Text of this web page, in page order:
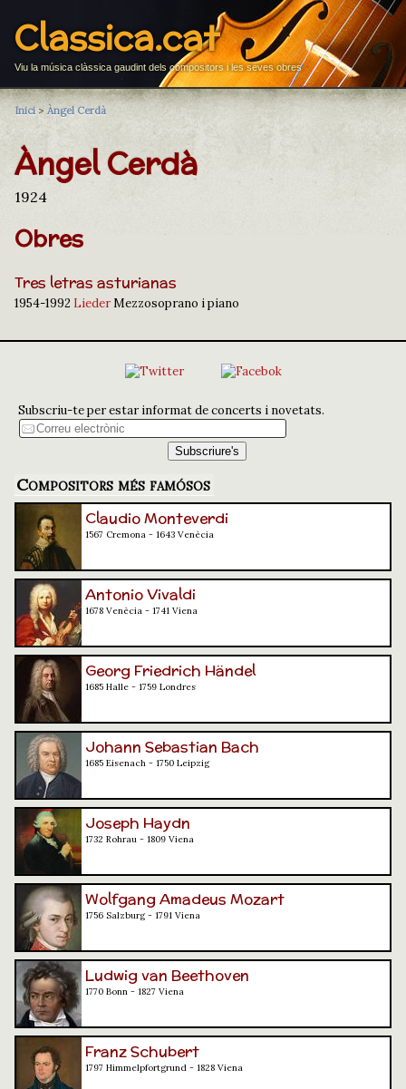
Classica.cat
Viu la música clàssica gaudint dels compositors i les seves obres
Inici > Àngel Cerdà
Àngel Cerdà
1924
Obres
Tres letras asturianas
1954-1992 LiederMezzosoprano i piano
Subscriu-te per estar informat de concerts i novetats.
Compositors més famósos
Claudio Monteverdi
1567 Cremona - 1643 Venècia
Antonio Vivaldi
1678 Venècia - 1741 Viena
Georg Friedrich Händel
1685 Halle - 1759 Londres
Johann Sebastian Bach
1685 Eisenach - 1750 Leipzig
Joseph Haydn
1732 Rohrau - 1809 Viena
Wolfgang Amadeus Mozart
1756 Salzburg - 1791 Viena
Ludwig van Beethoven
1770 Bonn - 1827 Viena
Franz Schubert
1797 Himmelpfortgrund - 1828 Viena